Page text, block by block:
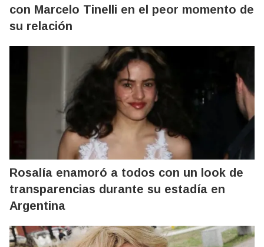
con Marcelo Tinelli en el peor momento de
su relación
Rosalía enamoró a todos con un look de
transparencias durante su estadía en
Argentina